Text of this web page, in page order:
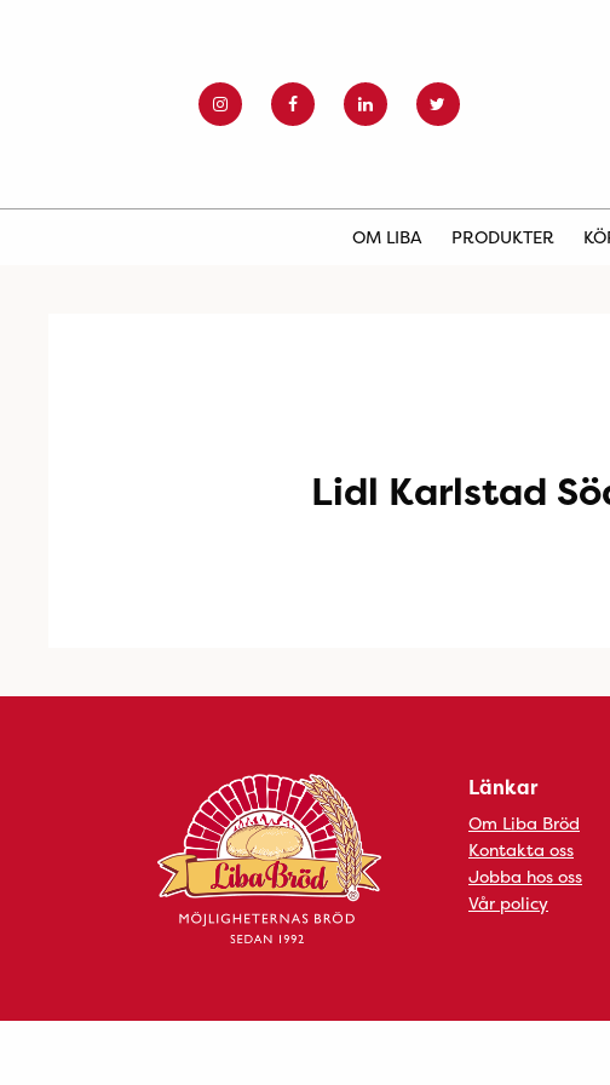
OM LIBA PRODUKTER
Lidl Karlstad
Länkar
Om Liba Bröd
Kontakta oss
Jobba hos oss
Vår policy